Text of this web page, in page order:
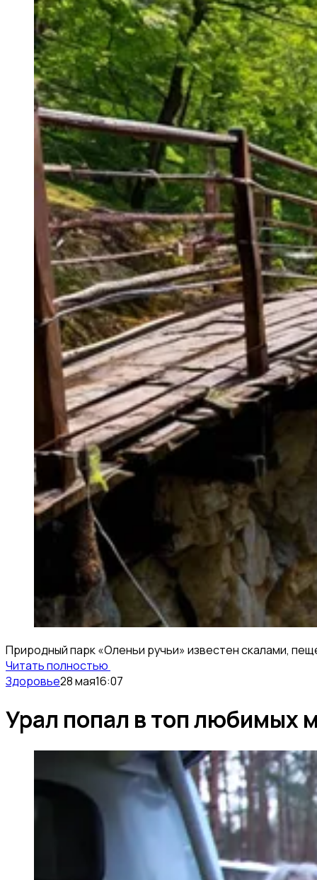
Природный парк «Оленьи ручьи» известен скалами,
Читать полностью
Здоровье28 мая16:07
Урал попал в топ любимых